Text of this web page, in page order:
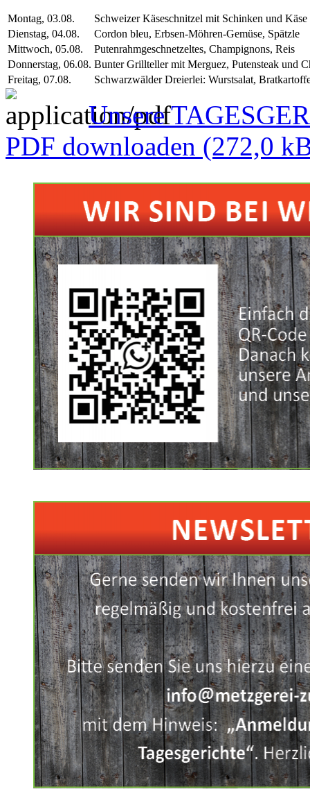
Montag, 03.08.
Schweizer Käseschnitzel mit Schinken und
Dienstag, 04.08.
Cordon bleu, Erbsen-Möhren-Gemüse, Spätzle
Mittwoch, 05.08.
Putenrahmgeschnetzeltes, Champignons, Reis
Donnerstag, 06.08. Bunter Grillteller mit Merguez, Putensteak und
Freitag, 07.08.
Schwarzwälder Dreierlei: Wurstsalat,
Unsere
PDF downloaden (272,0